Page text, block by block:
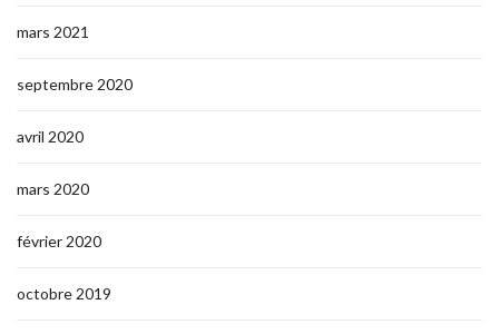
mars 2021
septembre 2020
avril 2020
mars 2020
février 2020
octobre 2019